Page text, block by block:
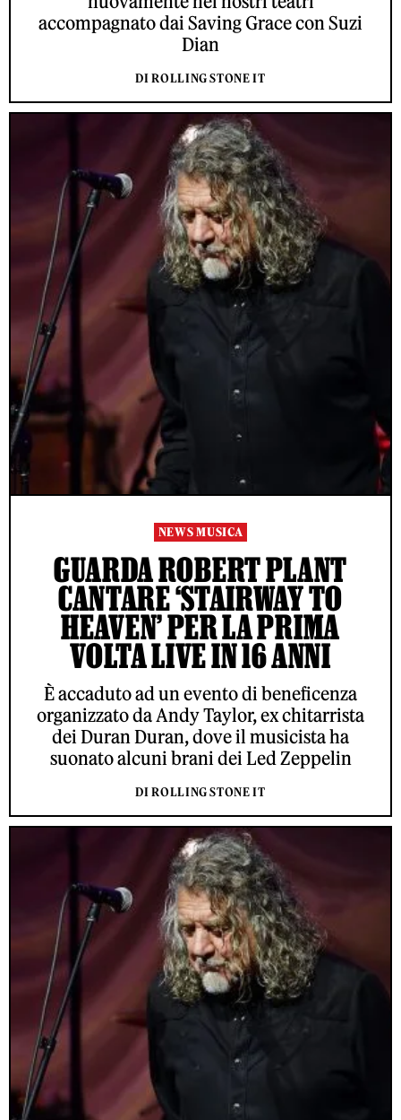
accompagnato dai Saving Grace con Suzi
Dian
DI ROLLING STONE IT
NEWS MUSICA
GUARDA ROBERT PLANT
CANTARE ‘STAIRWAY TO
HEAVEN’ PER LA PRIMA
VOLTA LIVE IN 16 ANNI
È accaduto ad un evento di beneficenza
organizzato da Andy Taylor, ex chitarrista
dei Duran Duran, dove il musicista ha
suonato alcuni brani dei Led Zeppelin
DI ROLLING STONE IT